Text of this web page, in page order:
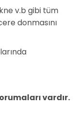
v.b gibi tüm
donmasını
vardır.